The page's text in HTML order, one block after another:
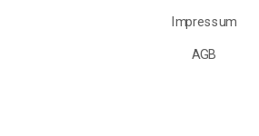
Impressum
AGB